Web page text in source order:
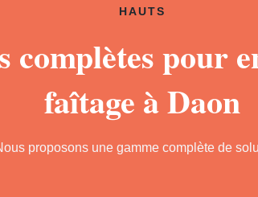
HAUTS
complètes pour
faîtage à Daon
proposons une gamme complète de